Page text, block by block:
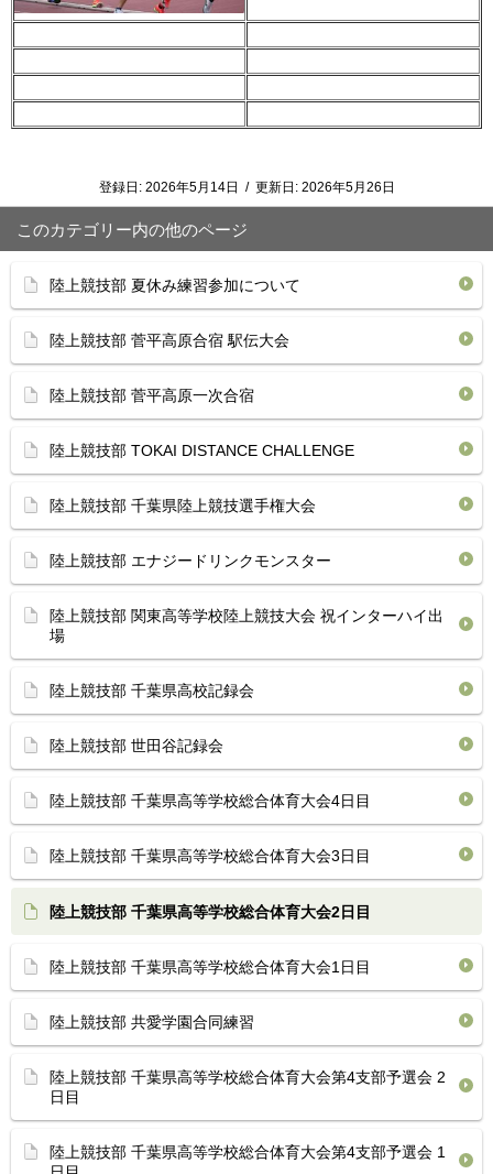
登録日: 2026年5月14日 / 更新日: 2026年5月26日
このカテゴリー内の他のページ
陸上競技部 夏休み練習参加について
陸上競技部 菅平高原合宿 駅伝大会
陸上競技部 菅平高原一次合宿
陸上競技部 TOKAI DISTANCE CHALLENGE
陸上競技部 千葉県陸上競技選手権大会
陸上競技部 エナジードリンクモンスター
陸上競技部 関東高等学校陸上競技大会 祝インターハイ出
場
陸上競技部 千葉県高校記録会
陸上競技部 世田谷記録会
陸上競技部 千葉県高等学校総合体育⁡大会4日目
陸上競技部 千葉県高等学校総合体育⁡大会3日目
陸上競技部 千葉県高等学校総合体育⁡大会2日目
陸上競技部 千葉県高等学校総合体育⁡大会1日目
陸上競技部 共愛学園合同練習
陸上競技部 千葉県高等学校総合体育⁡大会第4支部予選会 2
日目
陸上競技部 千葉県高等学校総合体育⁡大会第4支部予選会 1